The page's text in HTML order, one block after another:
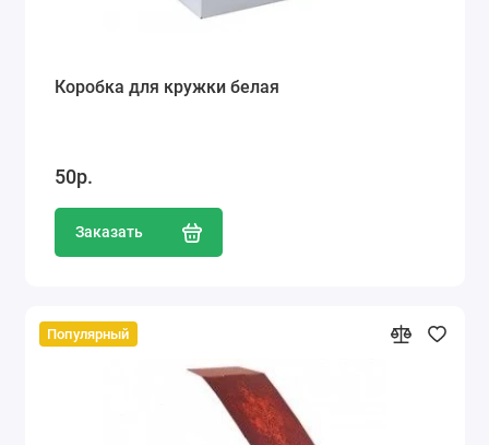
Коробка для кружки белая
50р.
Заказать
Популярный